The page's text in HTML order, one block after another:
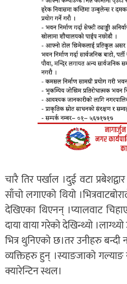
चारै तिर पर्खाल ।दुई वटा
साँचो लगाएको थियो
देखिएका थिएनन् ।प्यालवाट
दाया वाया गरेको देखिन्थ्यो
भित्र थुनिएको छ।तर उनीहरु बन्दी
व्यक्तिहरु हुन् ।स्याङजाको
क्यारेन्टिन स्थल।